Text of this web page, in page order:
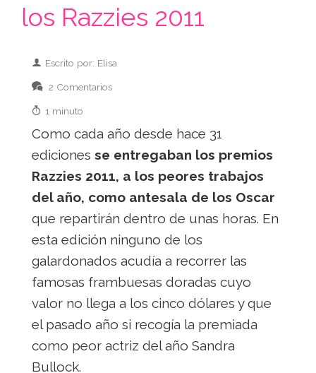
los Razzies 2011
Escrito por: Elisa
2 Comentarios
1 minuto
Como cada año desde hace 31
ediciones se entregaban los premios
Razzies 2011, a los peores trabajos
del año, como antesala de los Oscar
que repartirán dentro de unas horas. En
esta edición ninguno de los
galardonados acudía a recorrer las
famosas frambuesas doradas cuyo
valor no llega a los cinco dólares y que
el pasado año si recogía la premiada
como peor actriz del año Sandra
Bullock.